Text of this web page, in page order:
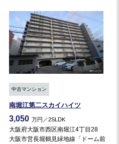
中古マンション
南堀江第二スカイハイツ
3,050 万円／2SLDK
大阪府大阪市西区南堀江4丁目28
大阪市営長堀鶴見緑地線「ドーム前